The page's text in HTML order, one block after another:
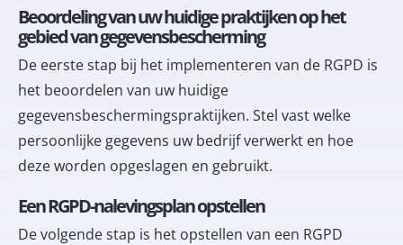
Beoordeling van uw huidige praktijken op het
gebied van gegevensbescherming
De eerste stap bij het implementeren van de RGPD is
het beoordelen van uw huidige
gegevensbeschermingspraktijken. Stel vast welke
persoonlijke gegevens uw bedrijf verwerkt en hoe
deze worden opgeslagen en gebruikt.
Een RGPD-nalevingsplan opstellen
De volgende stap is het opstellen van een RGPD